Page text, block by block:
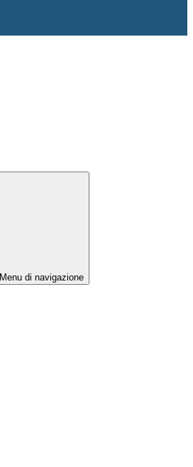
Menu di navigazione